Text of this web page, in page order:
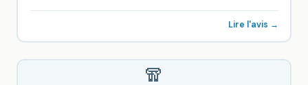
Lire l'avis →
🧣